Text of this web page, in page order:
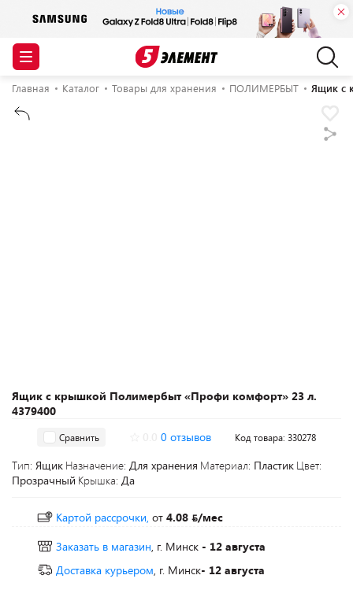
Главная Каталог Товары для хранения ПОЛИМЕРБЫТ Ящик с
Ящик с крышкой Полимербыт «Профи комфорт» 23 л.
4379400
Сравнить 0 отзывов Код товара: 330278
Тип: Ящик Назначение: Для хранения Материал: Пластик Цвет:
Прозрачный Крышка: Да
Картой рассрочки, от 4.08
/мес
Заказать в магазин, г. Минск - 12 августа
Доставка курьером, г. Минск- 12 августа